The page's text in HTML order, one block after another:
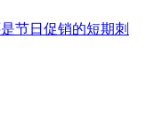
节日促销的短期刺